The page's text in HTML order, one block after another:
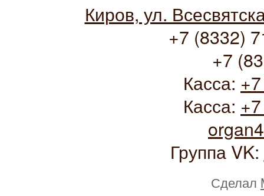
Киров, ул.
+7 (8332)
+7
Касса:
Касса:
Группа VK:
Сделал